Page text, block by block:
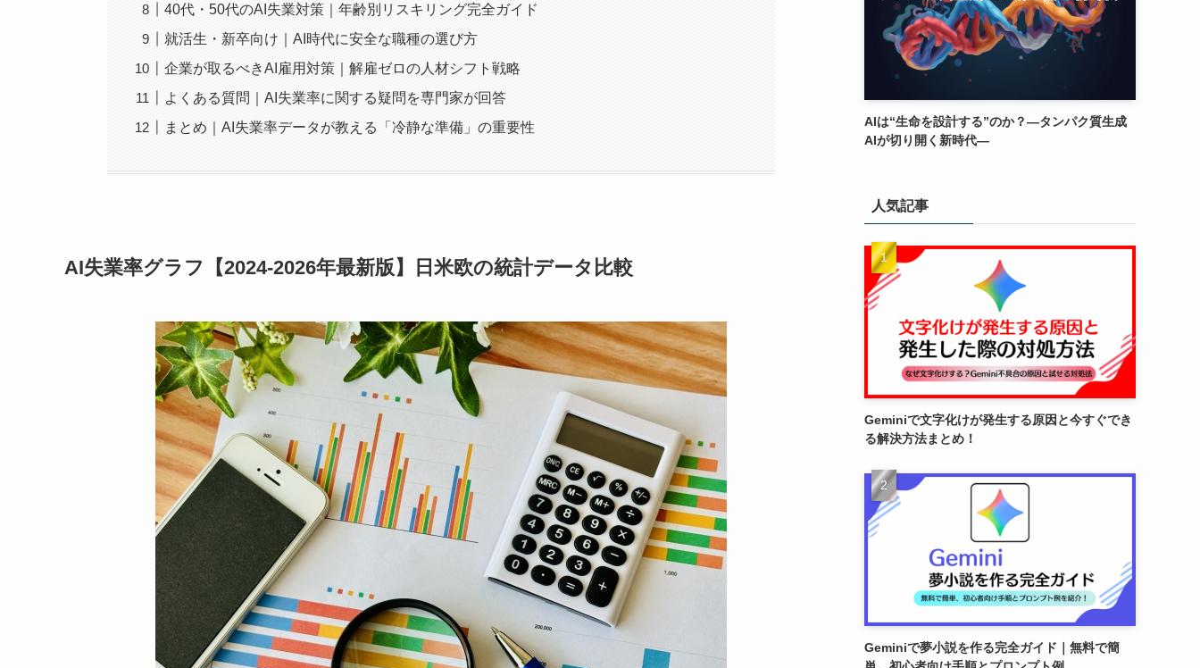
40代・50代のAI失業対策｜年齢別リスキリング完全ガイド
就活生・新卒向け｜AI時代に安全な職種の選び方
企業が取るべきAI雇用対策｜解雇ゼロの人材シフト戦略
よくある質問｜AI失業率に関する疑問を専門家が回答
まとめ｜AI失業率データが教える「冷静な準備」の重要性
AI失業率グラフ【2024-2026年最新版】日米欧の統計データ比較
AIは“生命を設計する”のか？―タンパク質生成
AIが切り開く新時代―
人気記事
Geminiで文字化けが発生する原因と今すぐでき
る解決方法まとめ！
Geminiで夢小説を作る完全ガイド｜無料で簡